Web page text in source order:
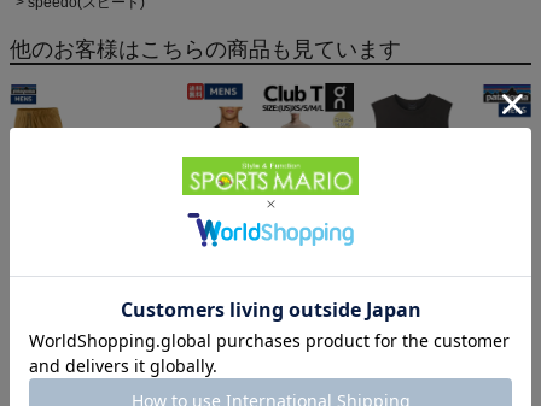
他のお客様はこちらの商品も見ています
パタゴニア メンズ・テル
TERREBONNE
JOGGERS
12,584円（税込）
オン クラブT On Club T
パタゴニア スリーブレ
ル・デイリー・シャツ
Patagonia Sleeveless
Shirt
5,610円（税込）